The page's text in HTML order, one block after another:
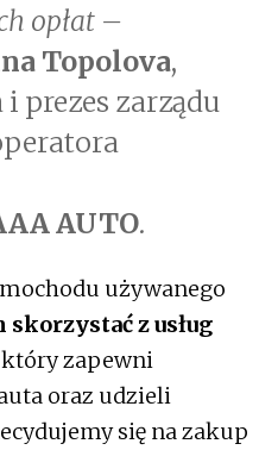
opłat –
Topolova,
prezes zarządu
AUTO.
używanego
z usług
który zapewni
oraz udzieli
się na zakup